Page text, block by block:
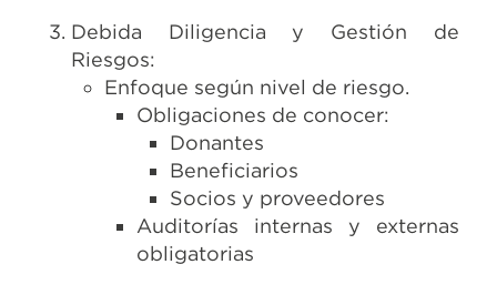
Debida Diligencia y Gestión de
Riesgos:
Enfoque según nivel de riesgo.
Obligaciones de conocer:
Donantes
Beneficiarios
Socios y proveedores
Auditorías internas y externas
obligatorias